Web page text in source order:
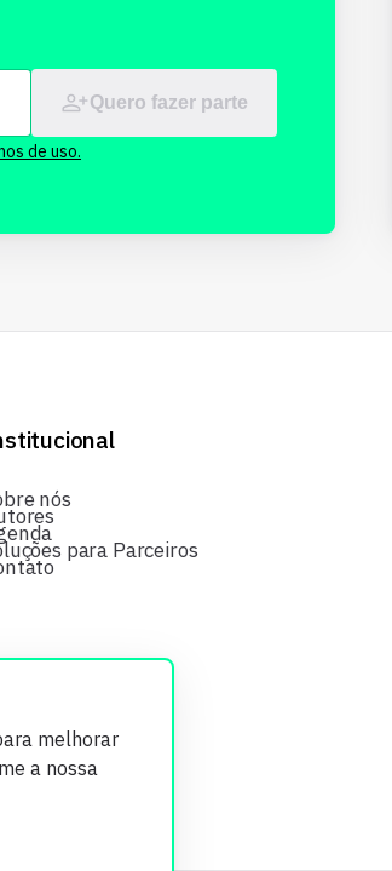
melhorar
a nossa
Quero fazer parte
de uso.
nós
para Parceiros